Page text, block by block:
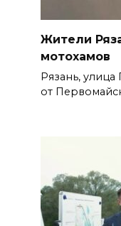
Жители
мотохамов
Рязань,
от